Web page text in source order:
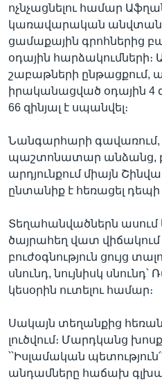
ոչնչացնելու համար
կառավարական
ցամաքային գրոհներից
օդային հարձակումների։
շաբաթների ընթացքում,
իրականացված օդային 4
66 զինյալ է սպանվել։
Նանգարհարի գավառում,
պաշտոնատար անձանց,
արդյունքում միայն
ընտանիք է հեռացել դեպի
Տեղահանվածներն ասում
ծայրահեղ վատ
բուժօգնություն ցույց
սնունդ, նույնիսկ
կեսօրին ուտելու համար։
Սակայն տեղանքից
լուծվում։ Մարդկանց
՝՝Իսլամական
անդամները հաճախ